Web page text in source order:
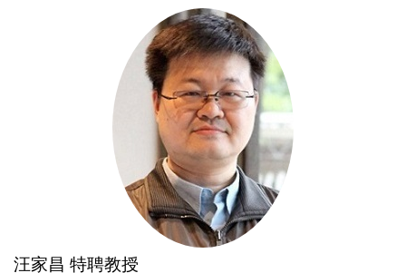
汪家昌 特聘教授